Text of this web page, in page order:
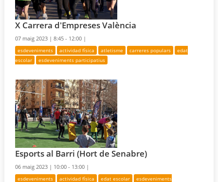
X Carrera d'Empreses València
07 maig 2023 |8:45 - 12:00 |
esdeveniments actividad física atletisme carreres populars
edat
escolar
esdeveniments participatius
Esports al Barri (Hort de Senabre)
06 maig 2023 | 10:00 - 13:00 |
esdeveniments actividad física edat escolar
esdeveniments